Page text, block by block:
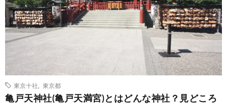
東京十社 東京都
亀戸天神社(亀戸天満宮)とはどんな神社？見どころ